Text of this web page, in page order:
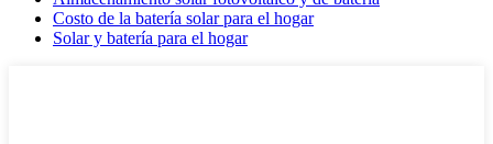
Costo de la batería solar para el hogar
Solar y batería para el hogar